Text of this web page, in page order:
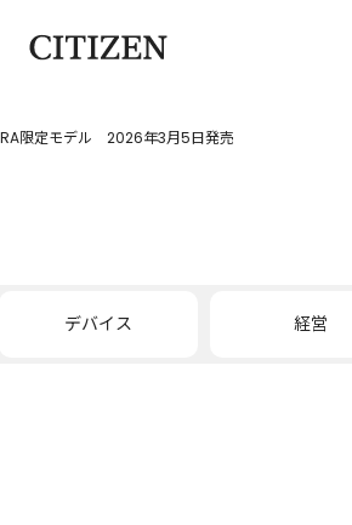
限定モデル 2026年3月5日発売
デバイス 経営